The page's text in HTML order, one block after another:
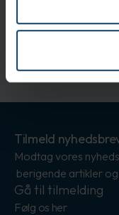
ISO Class 5
Tilmeld
Modtag vores
berigende artikler
Gå til tilmelding
Følg os her